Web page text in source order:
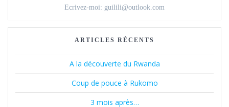
Ecrivez-moi: guilili@outlook.com
ARTICLES RÉCENTS
A la découverte du Rwanda
Coup de pouce à Rukomo
3 mois après…